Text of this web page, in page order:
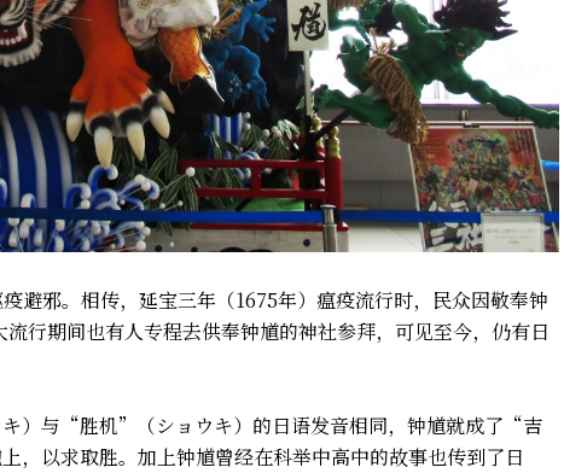
避邪。相传，延宝三年（1675年）瘟疫流行时，民众因敬奉钟
行期间也有人专程去供奉钟馗的神社参拜，可见至今，仍有日
）与“胜机”（ショウキ）的日语发音相同，钟馗就成了“吉
，以求取胜。加上钟馗曾经在科举中高中的故事也传到了日